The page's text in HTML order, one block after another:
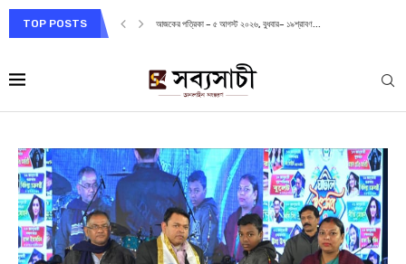
TOP POSTS আজকের পত্রিকা – ৫ আগস্ট ২০২৬, বুধবার– ১৯শ্রাবণ...